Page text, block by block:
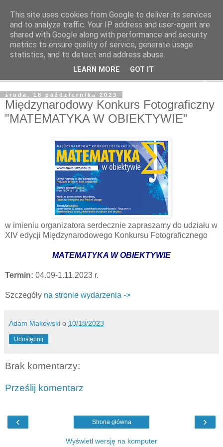
środa, 18 października 2023
Międzynarodowy Konkurs Fotograficzny
"MATEMATYKA W OBIEKTYWIE"
w imieniu organizatora serdecznie zapraszamy do udziału w
XIV edycji Międzynarodowego Konkursu Fotograficznego
MATEMATYKA W OBIEKTYWIE
Termin: 04.09-1.11.2023 r.
Szczegóły na stronie wydarzenia ->
Adam Makowski o 10/18/2023
Udostępnij
Brak komentarzy:
Prześlij komentarz
‹ ›
Strona główna
Wyświetl wersję na komputer
This site uses cookies from Google to deliver its services
and to analyze traffic. Your IP address and user-agent are
shared with Google along with performance and security
metrics to ensure quality of service, generate usage
statistics, and to detect and address abuse.
LEARN MORE GOT IT